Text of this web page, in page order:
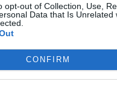
opt-out of Collection, Use,
Data that Is
CONFIRM
Nacionalinės šeimų ir
„Respublikai“
projekto